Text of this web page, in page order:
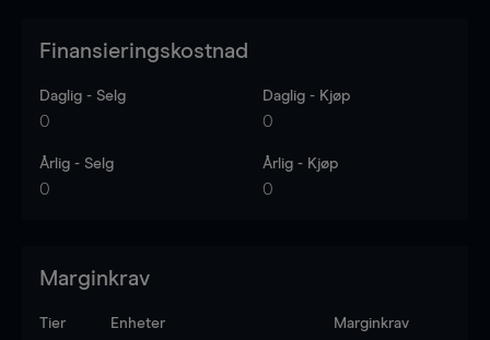
Finansieringskostnad
Daglig - Selg
0
Daglig - Kjøp
0
Årlig - Selg
0
Årlig - Kjøp
0
Marginkrav
Tier Enheter Marginkrav